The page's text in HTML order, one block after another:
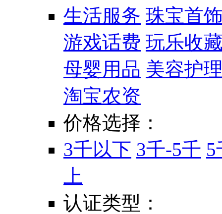
生活服务 珠宝首
游戏话费 玩乐收
母婴用品 美容护
淘宝农资
价格选择：
3千以下 3千-5千 5
上
认证类型：